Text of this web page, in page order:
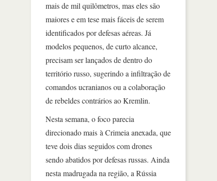
mais de mil quilômetros, mas eles são
maiores e em tese mais fáceis de serem
identificados por defesas aéreas. Já
modelos pequenos, de curto alcance,
precisam ser lançados de dentro do
território russo, sugerindo a infiltração de
comandos ucranianos ou a colaboração
de rebeldes contrários ao Kremlin.
Nesta semana, o foco parecia
direcionado mais à Crimeia anexada, que
teve dois dias seguidos com drones
sendo abatidos por defesas russas. Ainda
nesta madrugada na região, a Rússia